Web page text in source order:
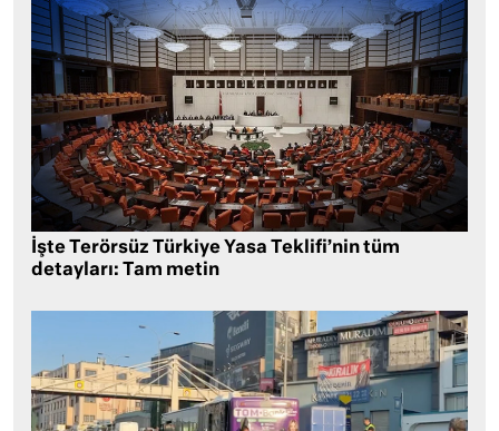
İşte Terörsüz Türkiye Yasa Teklifi’nin tüm
detayları: Tam metin